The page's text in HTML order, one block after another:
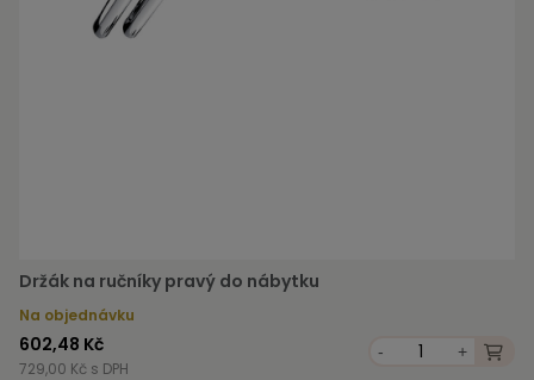
Držák na ručníky pravý do nábytku
Na objednávku
602,48 Kč
729,00 Kč s DPH
- +